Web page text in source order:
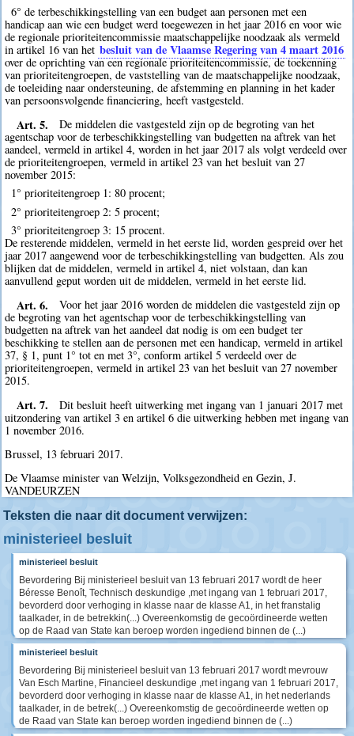
6° de terbeschikkingstelling van een budget aan personen met een
handicap aan wie een budget werd toegewezen in het jaar 2016 en voor wie
de regionale prioriteitencommissie maatschappelijke noodzaak als vermeld
in artikel 16 van het besluit van de Vlaamse Regering van 4 maart 2016
over de oprichting van een regionale prioriteitencommissie, de toekenning
van prioriteitengroepen, de vaststelling van de maatschappelijke noodzaak,
de toeleiding naar ondersteuning, de afstemming en planning in het kader
van persoonsvolgende financiering, heeft vastgesteld.
Art. 5.
De middelen die vastgesteld zijn op de begroting van het
agentschap voor de terbeschikkingstelling van budgetten na aftrek van het
aandeel, vermeld in artikel 4, worden in het jaar 2017 als volgt verdeeld over
de prioriteitengroepen, vermeld in artikel 23 van het besluit van 27
november 2015:
1° prioriteitengroep 1: 80 procent;
2° prioriteitengroep 2: 5 procent;
3° prioriteitengroep 3: 15 procent.
De resterende middelen, vermeld in het eerste lid, worden gespreid over het
jaar 2017 aangewend voor de terbeschikkingstelling van budgetten. Als zou
blijken dat de middelen, vermeld in artikel 4, niet volstaan, dan kan
aanvullend geput worden uit de middelen, vermeld in het eerste lid.
Art. 6.
Voor het jaar 2016 worden de middelen die vastgesteld zijn op
de begroting van het agentschap voor de terbeschikkingstelling van
budgetten na aftrek van het aandeel dat nodig is om een budget ter
beschikking te stellen aan de personen met een handicap, vermeld in artikel
37, § 1, punt 1° tot en met 3°, conform artikel 5 verdeeld over de
prioriteitengroepen, vermeld in artikel 23 van het besluit van 27 november
2015.
Art. 7.
Dit besluit heeft uitwerking met ingang van 1 januari 2017 met
uitzondering van artikel 3 en artikel 6 die uitwerking hebben met ingang van
1 november 2016.
Brussel, 13 februari 2017.
De Vlaamse minister van Welzijn, Volksgezondheid en Gezin, J.
VANDEURZEN
Teksten die naar dit document verwijzen:
ministerieel besluit
ministerieel besluit
Bevordering Bij ministerieel besluit van 13 februari 2017 wordt de heer
Béresse Benoît, Technisch deskundige ,met ingang van 1 februari 2017,
bevorderd door verhoging in klasse naar de klasse A1, in het franstalig
taalkader, in de betrekkin(...) Overeenkomstig de gecoördineerde wetten
op de Raad van State kan beroep worden ingediend binnen de (...)
ministerieel besluit
Bevordering Bij ministerieel besluit van 13 februari 2017 wordt mevrouw
Van Esch Martine, Financieel deskundige ,met ingang van 1 februari 2017,
bevorderd door verhoging in klasse naar de klasse A1, in het nederlands
taalkader, in de betrek(...) Overeenkomstig de gecoördineerde wetten op
de Raad van State kan beroep worden ingediend binnen de (...)